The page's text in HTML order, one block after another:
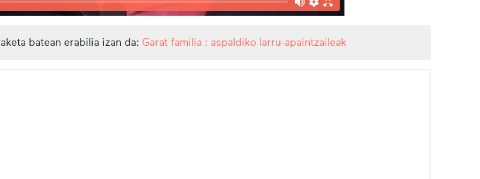
batean erabilia izan da: Garat familia : aspaldiko larru-apaintzaileak